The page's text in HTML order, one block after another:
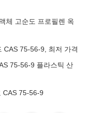
체 고순도 프로필렌 옥
CAS 75-56-9, 최저 가격
75-56-9 플라스틱 산
CAS 75-56-9